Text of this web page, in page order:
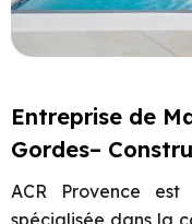
Entreprise de
Gordes–
ACR Provence
spécialisée dans la